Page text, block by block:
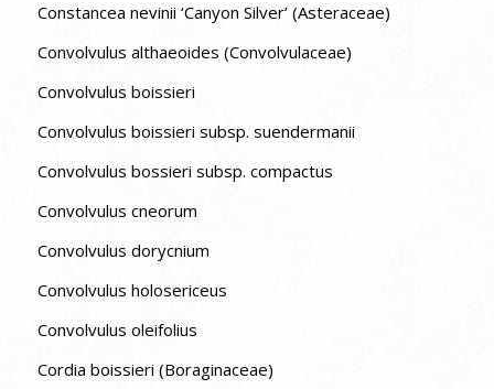
Constancea nevinii ‘Canyon Silver’ (Asteraceae)
Convolvulus althaeoides (Convolvulaceae)
Convolvulus boissieri
Convolvulus boissieri subsp. suendermanii
Convolvulus bossieri subsp. compactus
Convolvulus cneorum
Convolvulus dorycnium
Convolvulus holosericeus
Convolvulus oleifolius
Cordia boissieri (Boraginaceae)